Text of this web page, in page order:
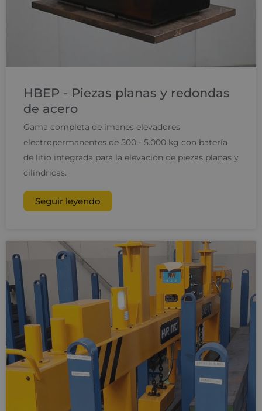
HBEP - Piezas planas y redondas
de acero
Gama completa de imanes elevadores
electropermanentes de 500 - 5.000 kg con batería
de litio integrada para la elevación de piezas planas y
cilíndricas.
Seguir leyendo